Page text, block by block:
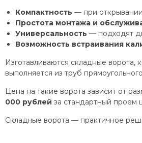
Компактность — при
Простота монтажа и
Универсальность — подходят
Возможность встраивания
Изготавливаются складные
выполняется из труб
Цена на такие ворота зависит от
000 рублей за стандартный проем
Складные ворота — практичное